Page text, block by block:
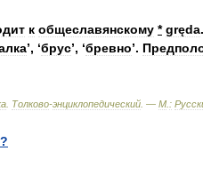
к общеславянскому * gręda.
’, ‘брус’, ‘бревно’.
Толково-энциклопедический . — М :